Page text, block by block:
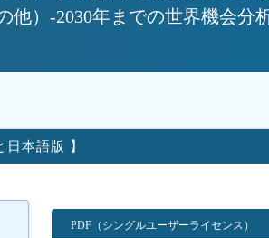
）-2030年までの世界機会分
本語版 】
PDF（シングルユーザーライセンス）